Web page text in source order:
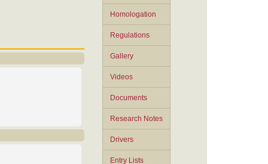
Homologation
Regulations
Gallery
Videos
Documents
Research Notes
Drivers
Entry Lists